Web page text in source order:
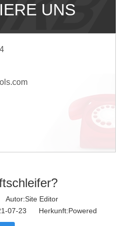
UNS
Autor:Site Editor
07-23 Herkunft:Powered